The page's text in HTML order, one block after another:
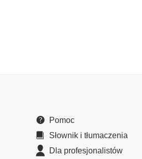
Pomoc
Słownik i tłumaczenia
Dla profesjonalistów